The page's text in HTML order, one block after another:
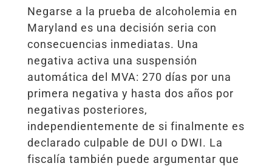
Negarse a la prueba de alcoholemia en
Maryland es una decisión seria con
consecuencias inmediatas. Una
negativa activa una suspensión
automática del MVA: 270 días por una
primera negativa y hasta dos años por
negativas posteriores,
independientemente de si finalmente es
declarado culpable de DUI o DWI. La
fiscalía también puede argumentar que